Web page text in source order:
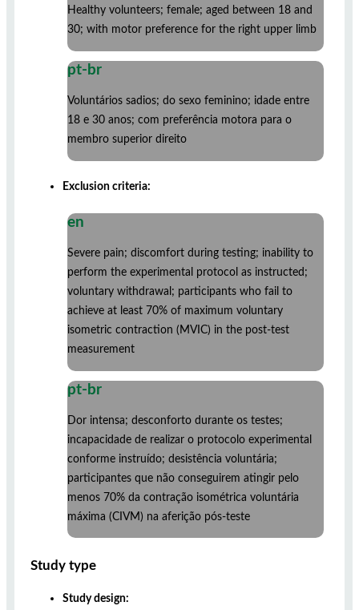
Healthy volunteers; female; aged between 18 and
30; with motor preference for the right upper limb
pt-br
Voluntários sadios; do sexo feminino; idade entre
18 e 30 anos; com preferência motora para o
membro superior direito
Exclusion criteria:
en
Severe pain; discomfort during testing; inability to
perform the experimental protocol as instructed;
voluntary withdrawal; participants who fail to
achieve at least 70% of maximum voluntary
isometric contraction (MVIC) in the post-test
measurement
pt-br
Dor intensa; desconforto durante os testes;
incapacidade de realizar o protocolo experimental
conforme instruído; desistência voluntária;
participantes que não conseguirem atingir pelo
menos 70% da contração isométrica voluntária
máxima (CIVM) na aferição pós-teste
Study type
Study design: